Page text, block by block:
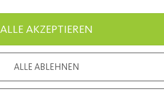
ALLE AKZEPTIEREN
ALLE ABLEHNEN